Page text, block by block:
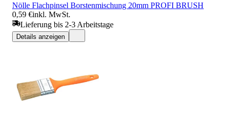
Nölle Flachpinsel Borstenmischung 20mm PROFI BRUSH
0,59 €inkl. MwSt.
Lieferung bis 2-3 Arbeitstage
Details anzeigen